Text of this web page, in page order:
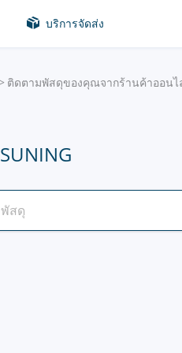
บริการจัดส่ง
ติดตามพัสดุของคุณจากร้านค้าออนไ